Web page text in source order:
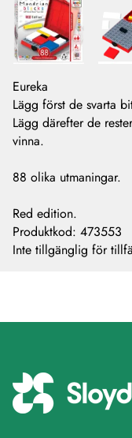
Eureka
Lägg först de svarta
Lägg därefter de
vinna.
88 olika utmaningar.
Red edition.
Produktkod: 473553
Inte tillgänglig för